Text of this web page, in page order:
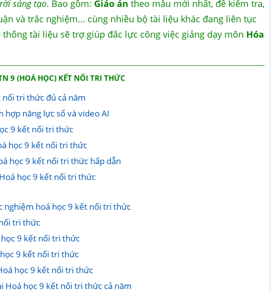
sáng tạo. Bao gồm: Giáo án theo mẫu mới nhất, đề kiểm tra,
và trắc nghiệm... cùng nhiều bộ tài liệu khác đang liên tục
thống tài liệu sẽ trợ giúp đắc lực công việc giảng dạy môn Hóa
9 (HOÁ HỌC) KẾT NỐI TRI THỨC
nối tri thức đủ cả năm
hợp năng lực số và video AI
9 kết nối tri thức
học 9 kết nối tri thức
học 9 kết nối tri thức hấp dẫn
học 9 kết nối tri thức
nghiệm hoá học 9 kết nối tri thức
tri thức
9 kết nối tri thức
9 kết nối tri thức
học 9 kết nối tri thức
Hoá học 9 kết nối tri thức cả năm